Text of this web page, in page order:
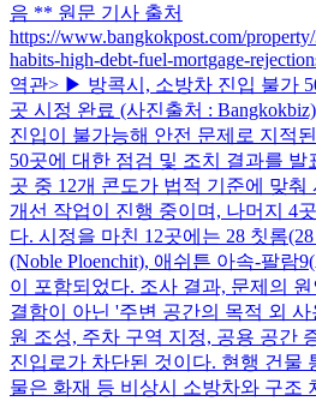
음 ** 원문 기사 출처
https://www.bangkokpost.com/
habits-high-debt-fuel-mortgage-
역관> ▶ 방콕시, 소방차 진입 불가
곳 시정 완료 (사진출처 :
진입이 불가능해 안전 문제로 지적
50곳에 대한 점검 및 조치 결과를 발
곳 중 12개 콘도가 법적 기준에 맞춰
개선 작업이 진행 중이며, 나머지 4
다. 시정을 마친 12곳에는 28 칫롬
(Noble Ploenchit), 애쉬튼 아속-팔람
이 포함되었다. 조사 결과, 문제의
결함이 아닌 '주변 공간의 목적 외
원 조성, 주차 구역 지정, 공용 공간
진입로가 차단된 것이다. 현행 건물
물은 화재 등 비상시 소방차와 구조